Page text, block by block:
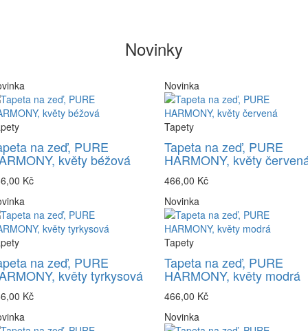
Novinky
na zeď, PURE
květy béžová
Kč
Novinka
Tapety
Tapeta na zeď, PURE
HARMONY, květy
466,00 Kč
na zeď, PURE
květy tyrkysová
Kč
Novinka
Tapety
Tapeta na zeď, PURE
HARMONY, květy modrá
466,00 Kč
Novinka